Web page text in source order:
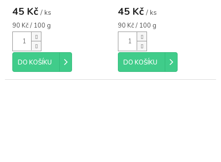
45 Kč / ks
Měrná
cena:
90 Kč / 100 g
DO KOŠÍKU
45 Kč / ks
Měrná
cena:
90 Kč / 100 g
DO KOŠÍKU